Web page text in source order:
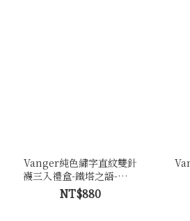
Vanger純色繡字直紋雙針
襪三入禮盒-鐵塔之語-白晝
黑夜
NT$880